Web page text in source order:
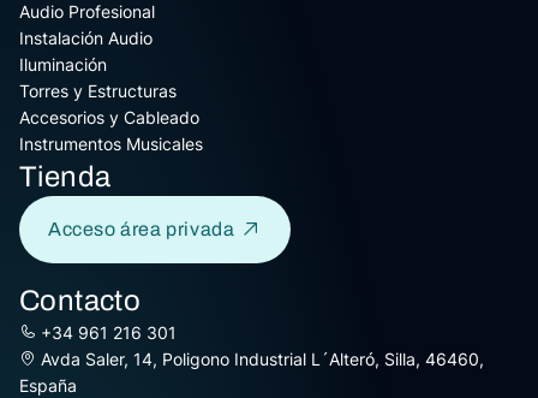
Audio Profesional
Instalación Audio
Iluminación
Torres y Estructuras
Accesorios y Cableado
Instrumentos Musicales
Tienda
Acceso área privada
Contacto
+34 961 216 301
Avda Saler, 14, Poligono Industrial L´Alteró, Silla, 46460,
España